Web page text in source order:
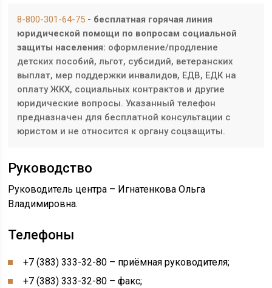
8-800-301-64-75 - бесплатная горячая линия
юридической помощи по вопросам социальной
защиты населения: оформление/продление
детских пособий, льгот, субсидий, ветеранских
выплат, мер поддержки инвалидов, ЕДВ, ЕДК на
оплату ЖКХ, социальных контрактов и другие
юридические вопросы. Указанный телефон
предназначен для бесплатной консультации с
юристом и не относится к органу соцзащиты.
Руководство
Руководитель центра – Игнатенкова Ольга
Владимировна.
Телефоны
+7 (383) 333-32-80 – приёмная руководителя;
+7 (383) 333-32-80 – факс;